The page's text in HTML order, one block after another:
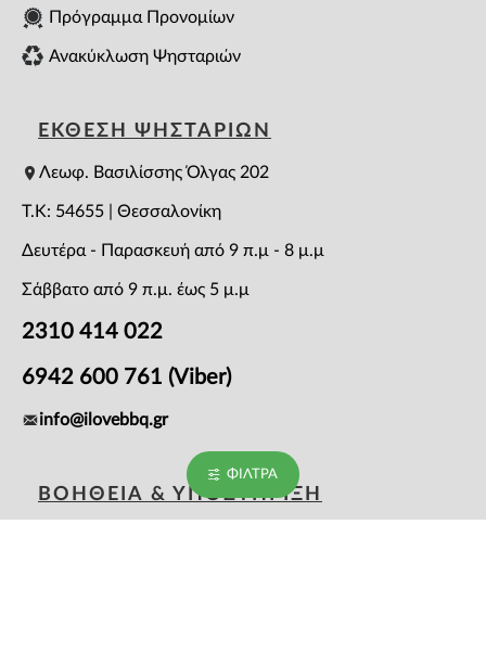
Πρόγραμμα Προνομίων
Ανακύκλωση Ψησταριών
ΕΚΘΕΣΗ ΨΗΣΤΑΡΙΩΝ
Λεωφ. Βασιλίσσης Όλγας 202
T.K: 54655 | Θεσσαλονίκη
Δευτέρα - Παρασκευή από 9 π.μ - 8 μ.μ
Σάββατο από 9 π.μ. έως 5 μ.μ
2310 414 022
6942 600 761 (Viber)
info@ilovebbq.gr
ΒΟΗΘΕΙΑ & ΥΠΟΣΤΗΡΙΞΗ
ΦΊΛΤΡΑ